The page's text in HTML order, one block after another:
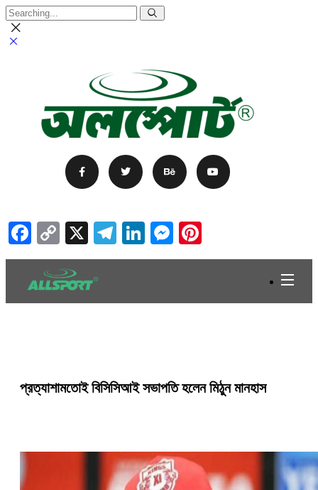
Facebook
Copy
Link
X Telegram
LinkedIn
Messenger
প্রত্যাশামতোই বিসিসিআই সভাপতি হলেন মিঠুন মানহাস